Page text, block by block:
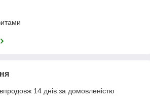
14 днів за домовленістю